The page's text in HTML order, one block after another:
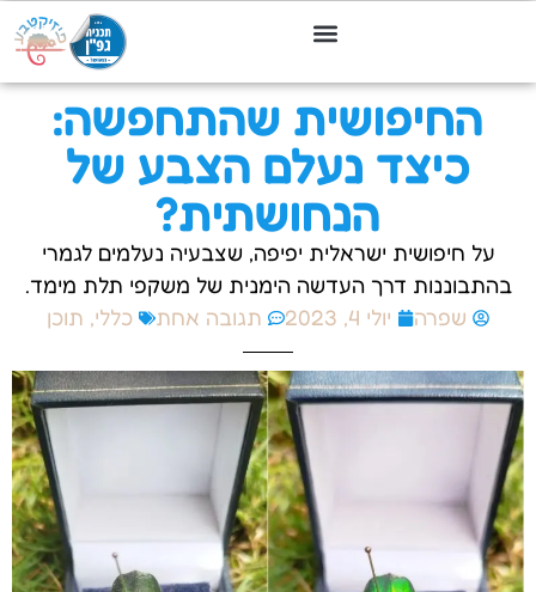
החיפושית שהתחפשה:
כיצד נעלם הצבע של
הנחושתית?
על חיפושית ישראלית יפיפה, שצבעיה נעלמים לגמרי
בהתבוננות דרך העדשה הימנית של משקפי תלת מימד.
שפרה
יולי 4, 2023 תגובה אחת כללי, תוכן